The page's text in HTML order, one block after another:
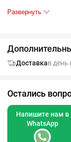
сделайте его групповым для
Лента завязывается
Развернуть
Доставкав день
Остались
Напишите нам в
WhatsApp